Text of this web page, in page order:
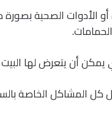
الأدوات الصحية
أن يتعرض لها البيت
المشاكل الخاصة